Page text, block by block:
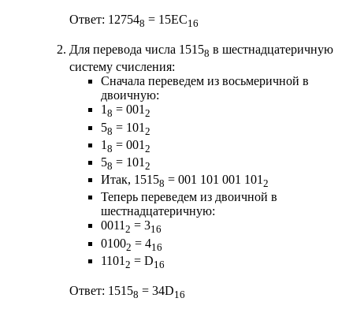
Ответ: 127548 = 15EC16
Для перевода числа 15158 в шестнадцатеричную
систему счисления:
Сначала переведем из восьмеричной в
двоичную:
1 8 = 001 2
58 = 101 2
1 8 = 001 2
58 = 101 2
Итак, 15158 = 001 101 001 101 2
Теперь переведем из двоичной в
шестнадцатеричную:
0011 2 = 316
01002 = 416
1101 2 = D16
Ответ: 15158 = 34D16